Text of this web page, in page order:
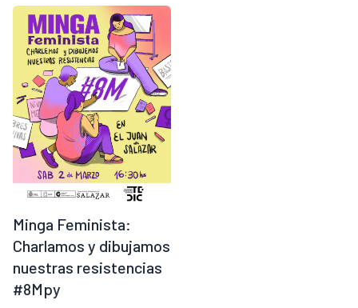
Minga Feminista:
Charlamos y dibujamos
nuestras resistencias
#8Mpy